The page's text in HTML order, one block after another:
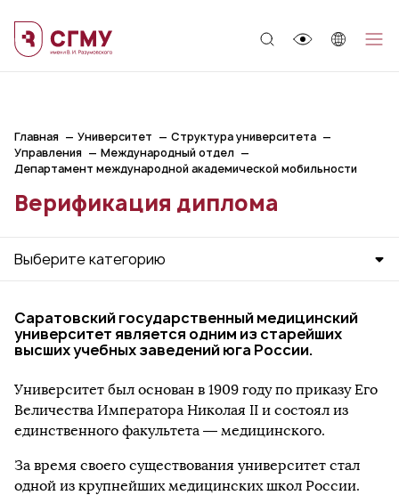
Главная Университет
Структура университета
Управления
Международный отдел
Департамент международной академической мобильности
Верификация диплома
Выберите категорию
Саратовский государственный медицинский
университет является одним из старейших
высших учебных заведений юга России.
Университет был основан в 1909 году по приказу Его
Величества Императора Николая II и состоял из
единственного факультета — медицинского.
За время своего существования университет стал
одной из крупнейших медицинских школ России.